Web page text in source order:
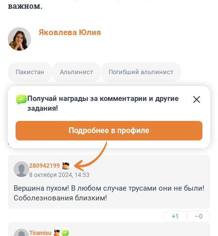
важном.
Яковлева Юлия
Пакистан Альпинист Погибший альпинист
КОММЕНТАРИИ 14
280942199
Получай награды за комментарии и другие
задания!
Подробнее в профиле
8 октября 2024, 14:53
Вершина пухом! В любом случае трусами они не были!
Соболезнования близким!
+1 –0
Tiramisu